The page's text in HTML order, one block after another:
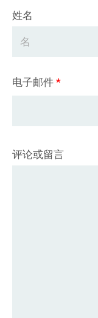
姓名
电子邮件*
评论或留言